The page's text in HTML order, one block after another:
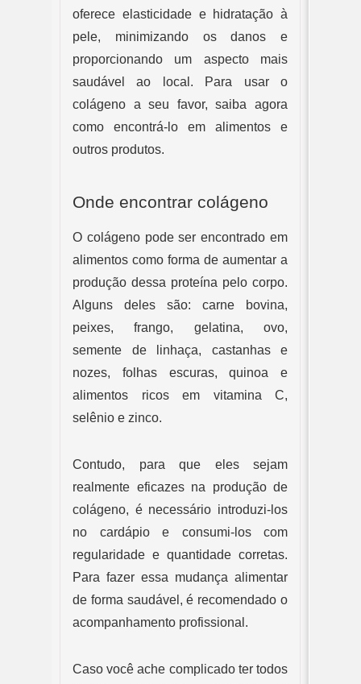
oferece elasticidade e hidratação à
pele, minimizando os danos e
proporcionando um aspecto mais
saudável ao local. Para usar o
colágeno a seu favor, saiba agora
como encontrá-lo em alimentos e
outros produtos.
Onde encontrar colágeno
O colágeno pode ser encontrado em
alimentos como forma de aumentar a
produção dessa proteína pelo corpo.
Alguns deles são: carne bovina,
peixes, frango, gelatina, ovo,
semente de linhaça, castanhas e
nozes, folhas escuras, quinoa e
alimentos ricos em vitamina C,
selênio e zinco.
Contudo, para que eles sejam
realmente eficazes na produção de
colágeno, é necessário introduzi-los
no cardápio e consumi-los com
regularidade e quantidade corretas.
Para fazer essa mudança alimentar
de forma saudável, é recomendado o
acompanhamento profissional.
Caso você ache complicado ter todos